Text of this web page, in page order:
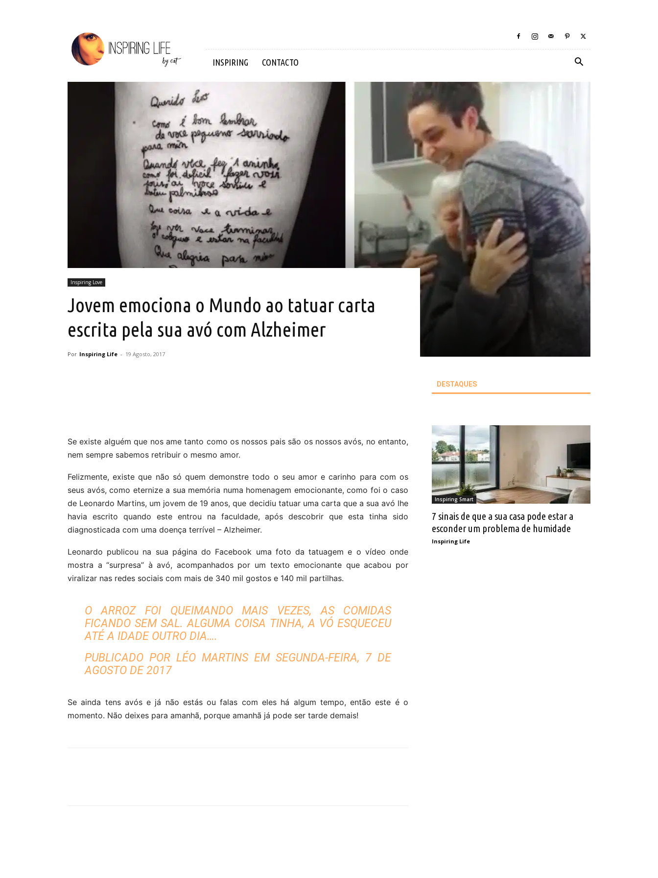
Inspiring
Life
INSPIRING CONTACTO
Inspiring Love
Jovem emociona o Mundo ao tatuar carta
escrita pela sua avó com Alzheimer
Por Inspiring Life - 19 Agosto, 2017
Se existe alguém que nos ame tanto como os nossos pais são os nossos avós, no entanto,
nem sempre sabemos retribuir o mesmo amor.
Felizmente, existe que não só quem demonstre todo o seu amor e carinho para com os
seus avós, como eternize a sua memória numa homenagem emocionante, como foi o caso
de Leonardo Martins, um jovem de 19 anos, que decidiu tatuar uma carta que a sua avó lhe
havia escrito quando este entrou na faculdade, após descobrir que esta tinha sido
diagnosticada com uma doença terrível – Alzheimer.
Leonardo publicou na sua página do Facebook uma foto da tatuagem e o vídeo onde
mostra a “surpresa” à avó, acompanhados por um texto emocionante que acabou por
viralizar nas redes sociais com mais de 340 mil gostos e 140 mil partilhas.
O ARROZ FOI QUEIMANDO MAIS VEZES, AS COMIDAS
FICANDO SEM SAL. ALGUMA COISA TINHA, A VÓ ESQUECEU
ATÉ A IDADE OUTRO DIA….
PUBLICADO POR LÉO MARTINSEMSEGUNDA-FEIRA, 7 DE
AGOSTO DE 2017
Se ainda tens avós e já não estás ou falas com eles há algum tempo, então este é o
momento. Não deixes para amanhã, porque amanhã já pode ser tarde demais!
DESTAQUES
Inspiring Smart
7 sinais de que a sua casa pode estar a
esconder um problema de humidade
Inspiring Life